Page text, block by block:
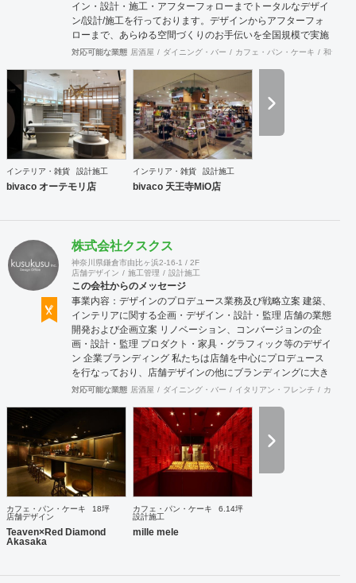
イン・設計・施工・アフターフォローまでトータルなデザイ
ン/設計/施工を行っております。デザインからアフターフォ
ローまで、あらゆる空間づくりのお手伝いを全国規模で実施
できます。上海にもオフィスがございますので、中国での実
対応可能な業態 居酒屋 ダイニング・バー カフェ・パン・ケーキ 和食・
インテリア・雑貨 設計施工
bivaco オーテモリ店
インテリア・雑貨 設計施工
bivaco 天王寺MiO店
株式会社クスクス
神奈川県鎌倉市由比ヶ浜2-16-1 / 2F
店舗デザイン
施工管理 設計施工
この会社からのメッセージ
事業内容：デザインのプロデュース業務及び戦略立案 建築、
インテリアに関する企画・デザイン・設計・監理 店舗の業態
開発および企画立案 リノベーション、コンバージョンの企
画・設計・監理 プロダクト・家具・グラフィック等のデザイ
ン 企業ブランディング 私たちは店舗を中心にプロデュース
を行なっており、店舗デザインの他にブランディングに大き
く力を入れております。ブランディングに時間をかけ、経営
り、社員さんはもちろんのこと、全スタッフまで理念を浸透
させることが重要だと考えます。ブランドの世界感を表現で
きるようブランディングからご一緒させて頂くことで、理念
と一貫性のあるインテリアデザインが表現できると考えてお
ります。さらに、店舗のプレスリリースの作成・発送や、
SNS管理など、メディア面でのサポートも行っております。
ます。弊社では、店舗を作って終わりではなく、その後も地
域や環境と気持ち良く共存していける店舗を創造することが
対応可能な業態 居酒屋 ダイニング・バー イタリアン・フレンチ カフェ
カフェ・パン・ケーキ
18坪
店舗デザイン
Teaven×Red Diamond
Akasaka
カフェ・パン・ケーキ
6.14坪
設計施工
mille mele